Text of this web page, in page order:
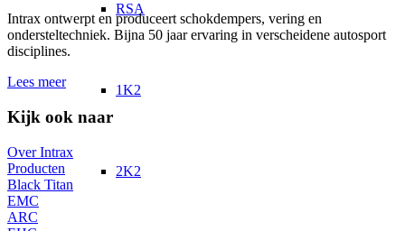
RSA
1K2
2K2
Intrax ontwerpt en produceert schokdempers, vering en
ondersteltechniek. Bijna 50 jaar ervaring in verscheidene autosport
disciplines.
Lees meer
Kijk ook naar
Over Intrax
Producten
Black Titan
EMC
ARC